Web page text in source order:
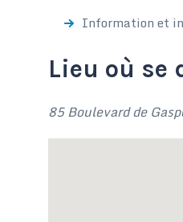
Information et
Lieu où se
85 Boulevard de